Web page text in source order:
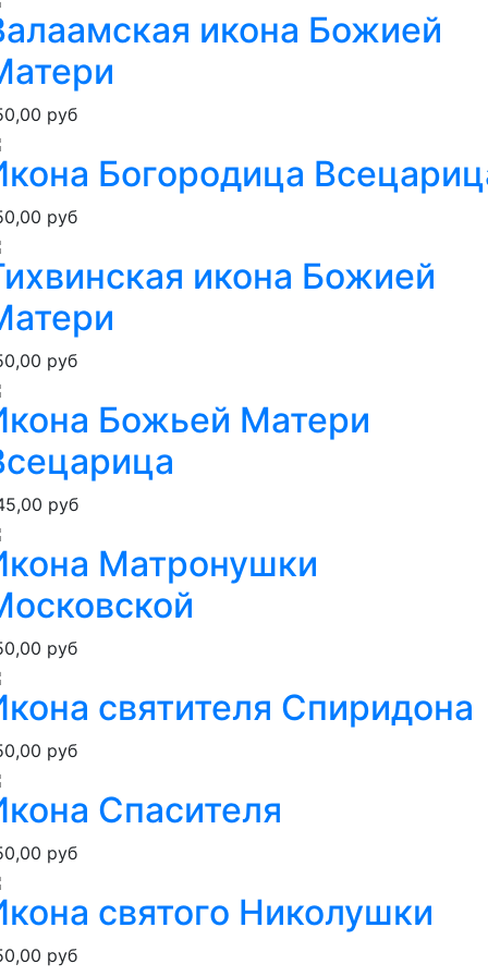
икона Божией
руб
Богородица
руб
икона Божией
руб
Божьей Матери
руб
Матронушки
руб
святителя Спиридона
руб
Спасителя
руб
святого Николушки
руб